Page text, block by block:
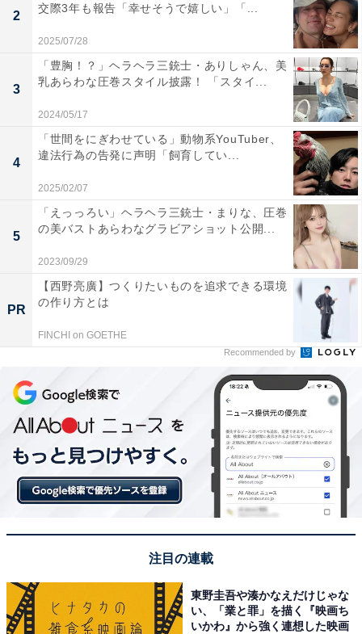
2
交際3年も報告「幸せそうで嬉しい」「...
2025/07/28
3
「豊胸！？」ヘラヘラ三銃士・ありしゃん、美
乳あらわな圧巻スタイル披露！ 「スタイ...
2024/05/17
4
「世間をにぎわせている」動物系YouTuber、
違法行為の告発に声明「飼育してい...
2025/02/07
5
「えっっろい」ヘラヘラ三銃士・まりな、圧巻
の美バストあらわなグラビアショット公開...
2023/09/29
PR
【西野亮廣】つくりたいものを追求できる環境
の作り方とは
FINCHI on GOETHE
Recommended by
注目の連載
東野圭吾や湊かなえだけじゃな
い、「業と罪」を描く『映画ち
いかわ』から強く連想した映画